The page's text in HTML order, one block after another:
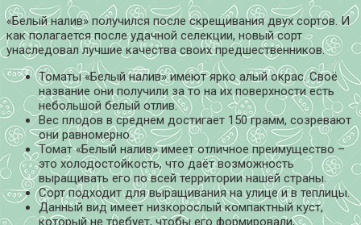
«Белый налив» получился после скрещивания двух сортов. И
как полагается после удачной селекции, новый сорт
унаследовал лучшие качества своих предшественников.
Томаты «Белый налив» имеют ярко алый окрас. Своё
название они получили за то на их поверхности есть
небольшой белый отлив.
Вес плодов в среднем достигает 150 грамм, созревают
они равномерно.
Томат «Белый налив» имеет отличное преимущество –
это холодостойкость, что даёт возможность
выращивать его по всей территории нашей страны.
Сорт подходит для выращивания на улице и в теплицы.
Данный вид имеет низкорослый компактный куст,
который не требует, чтобы его формировали,